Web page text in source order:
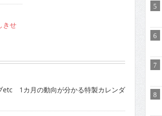
きせ
etc 1カ月の動向が分かる特製カレンダ